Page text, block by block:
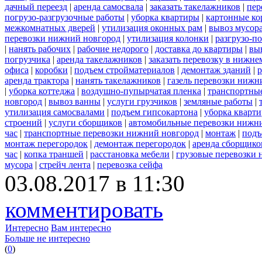
дачный переезд | аренда самосвала | заказать такелажников |
погрузо-разгрузочные работы | уборка квартиры | картонные
межкомнатных дверей | утилизация оконных рам | вывоз
перевозки нижний новгород | утилизация колонки | разгрузо-
| нанять рабочих | рабочие недорого | доставка до квартиры |
погрузчика | аренда такелажников | заказать перевозку в
офиса | коробки | подъем стройматериалов | демонтаж зданий |
аренда трактора | нанять такелажников | газель перевозки
| уборка коттеджа | воздушно-пупырчатая пленка |
новгород | вывоз ванны | услуги грузчиков | земляные работы |
утилизация самосвалами | подъем гипсокартона | уборка
строений | услуги сборщиков | автомобильные перевозки
час | транспортные перевозки нижний новгород | монтаж |
монтаж перегородок | демонтаж перегородок | аренда
час | копка траншей | расстановка мебели | грузовые
мусора | стрейч лента | перевозка сейфа
03.08.2017 в 11:30
комментировать
Интересно Вам интересно
Больше не интересно
(0)